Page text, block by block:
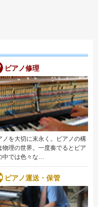
ピアノ修理
ノを大切に末永く。ピアノの構
物理の世界。一度奏でるとピア
中では色々な…
ピアノ運送・保管